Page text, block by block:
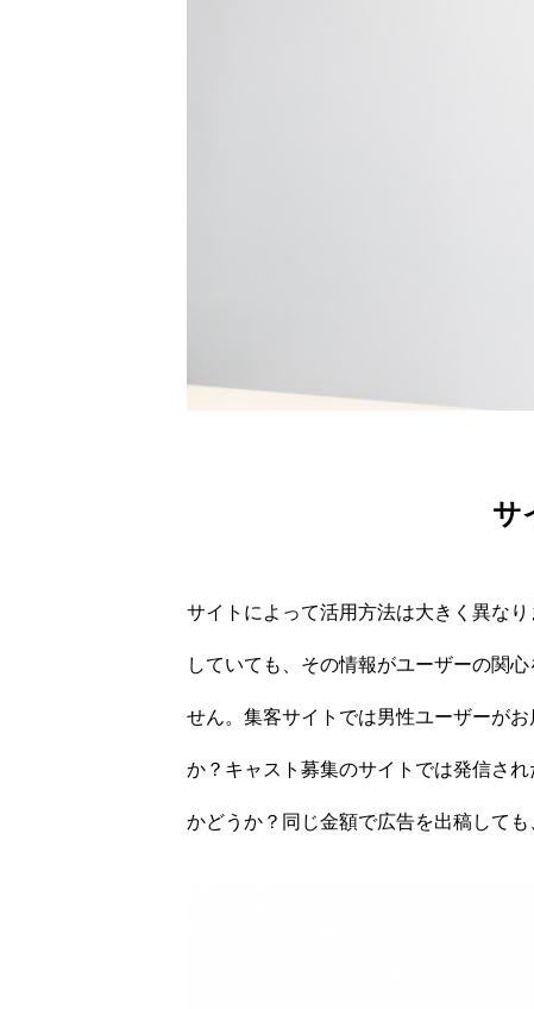
TOP
セミナー
サ
サイトによって活用方法は大きく異な
していても、その情報がユーザーの関
せん。集客サイトでは男性ユーザーが
か？キャスト募集のサイトでは発信さ
かどうか？同じ金額で広告を出稿して